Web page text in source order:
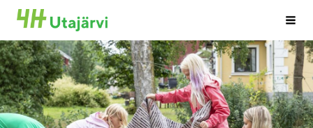
Siirry
sivun
sisältöön
Utajärvi